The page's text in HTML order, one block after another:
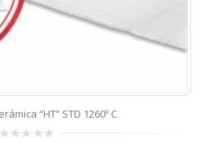
“HT” STD 1260º C